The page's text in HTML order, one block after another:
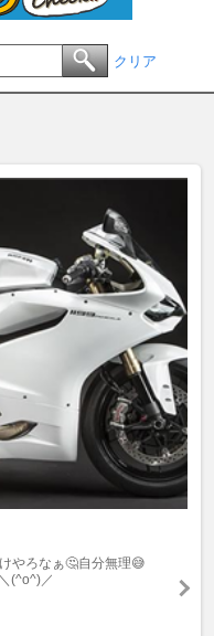
クリア
やろなぁ🤔自分無理😅
(^o^)／